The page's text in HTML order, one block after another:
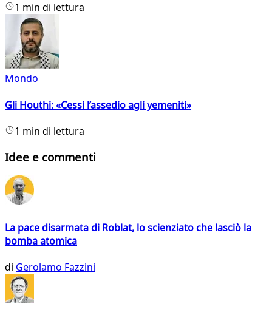
1 min di lettura
Mondo
Gli Houthi: «Cessi l’assedio agli yemeniti»
1 min di lettura
Idee e commenti
La pace disarmata di Roblat, lo scienziato che lasciò la
bomba atomica
di Gerolamo Fazzini